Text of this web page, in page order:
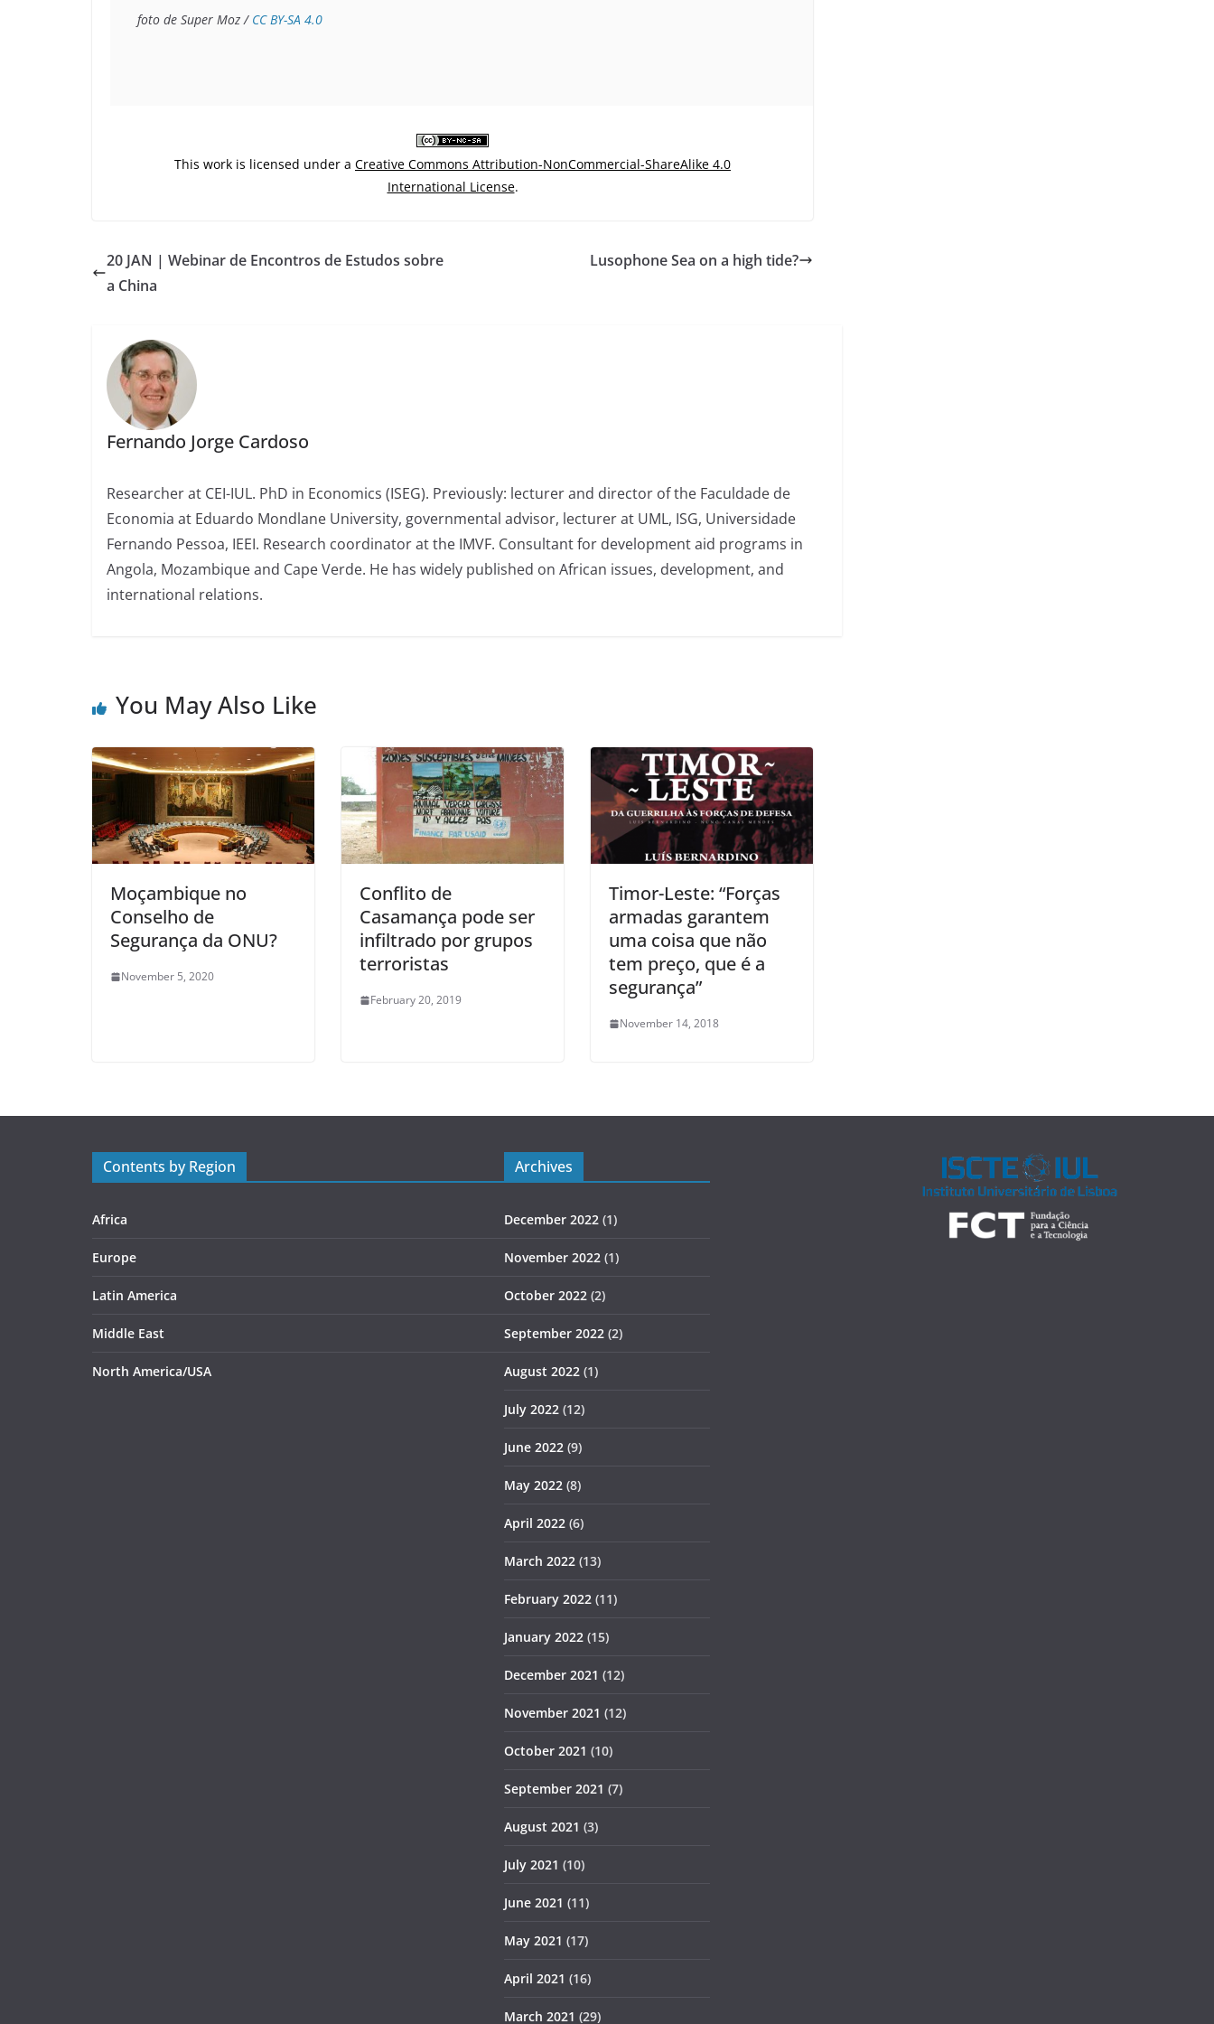
foto de Super Moz / CC BY-SA 4.0
This work is licensed under a Creative Commons Attribution-NonCommercial-ShareAlike 4.0
International License.
20 JAN | Webinar de Encontros de Estudos sobre
a China
Lusophone Sea on a high tide?
Fernando Jorge Cardoso
Researcher at CEI-IUL. PhD in Economics (ISEG). Previously: lecturer and director of the Faculdade de
Economia at Eduardo Mondlane University, governmental advisor, lecturer at UML, ISG, Universidade
Fernando Pessoa, IEEI. Research coordinator at the IMVF. Consultant for development aid programs in
Angola, Mozambique and Cape Verde. He has widely published on African issues, development, and
international relations.
You May Also Like
Moçambique no
Conselho de
Segurança da ONU?
November 5, 2020
Conflito de
Casamança pode ser
infiltrado por grupos
terroristas
February 20, 2019
Timor-Leste: “Forças
armadas garantem
uma coisa que não
tem preço, que é a
segurança”
November 14, 2018
Contents by Region
Africa
Europe
Latin America
Middle East
North America/USA
Archives
December 2022 (1)
November 2022 (1)
October 2022 (2)
September 2022 (2)
August 2022 (1)
July 2022 (12)
June 2022 (9)
May 2022 (8)
April 2022 (6)
March 2022 (13)
February 2022 (11)
January 2022 (15)
December 2021 (12)
November 2021 (12)
October 2021 (10)
September 2021 (7)
August 2021 (3)
July 2021 (10)
June 2021 (11)
May 2021 (17)
April 2021 (16)
March 2021 (29)